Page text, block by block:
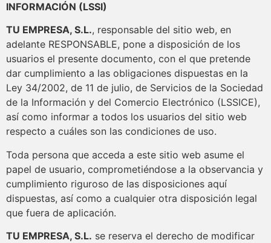
INFORMACIÓN (LSSI)
TU EMPRESA, S.L., responsable del sitio web, en
adelante RESPONSABLE, pone a disposición de los
usuarios el presente documento, con el que pretende
dar cumplimiento a las obligaciones dispuestas en la
Ley 34/2002, de 11 de julio, de Servicios de la Sociedad
de la Información y del Comercio Electrónico (LSSICE),
así como informar a todos los usuarios del sitio web
respecto a cuáles son las condiciones de uso.
Toda persona que acceda a este sitio web asume el
papel de usuario, comprometiéndose a la observancia y
cumplimiento riguroso de las disposiciones aquí
dispuestas, así como a cualquier otra disposición legal
que fuera de aplicación.
TU EMPRESA, S.L. se reserva el derecho de modificar